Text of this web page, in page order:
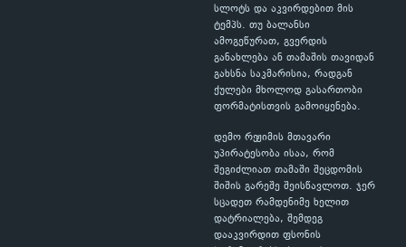
სლოტს და აკვირდებით მის
ტემპს. თუ ბალანსი
ამოგეწურათ, გვერდის
განახლება ან თამაშის თავიდან
გახსნა საკმარისია, რადგან
ქულები მხოლოდ გასართობი
ფორმატისთვის გამოიყენება.
დემო რეჟიმის მთავარი
უპირატესობა ისაა, რომ
შეგიძლიათ თამაში შეცდომის
შიშის გარეშე შეისწავლოთ. ჯერ
სცადეთ რამდენიმე ხელით
დატრიალება, შემდეგ
დააკვირდით ფსონის